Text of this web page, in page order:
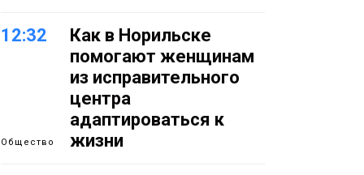
12:32
Общество
Как в Норильске
помогают женщинам
из исправительного
центра
адаптироваться к
жизни